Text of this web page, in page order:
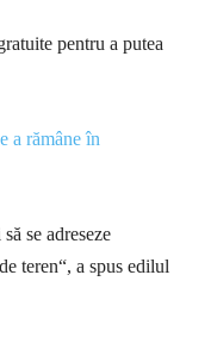
pentru a putea
a rămâne în
se adreseze
teren“, a spus edilul